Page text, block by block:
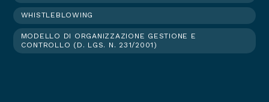
WHISTLEBLOWING
MODELLO DI ORGANIZZAZIONE GESTIONE E
CONTROLLO (D. LGS. N. 231/2001)